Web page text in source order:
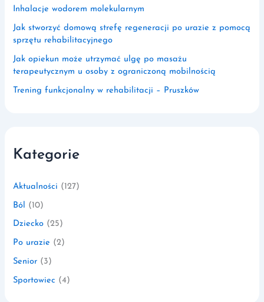
Inhalacje wodorem molekularnym
Jak stworzyć domową strefę regeneracji po urazie z pomocą
sprzętu rehabilitacyjnego
Jak opiekun może utrzymać ulgę po masażu
terapeutycznym u osoby z ograniczoną mobilnością
Trening funkcjonalny w rehabilitacji – Pruszków
Kategorie
Aktualności (127)
Ból (10)
Dziecko (25)
Po urazie (2)
Senior (3)
Sportowiec (4)